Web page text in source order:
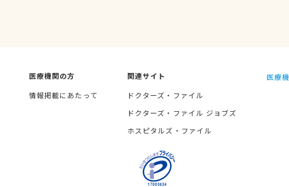
医療機関の方
情報掲載にあたって
関連サイト
ドクターズ・ファイル
ドクターズ・ファイル ジョブズ
ホスピタルズ・ファイル
医療